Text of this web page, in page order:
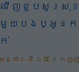
ជើញជួបសួរសុ
ជាមួយបងប្អូន
ក់
អង្គារ ទី ០៥ ខែ កញ្